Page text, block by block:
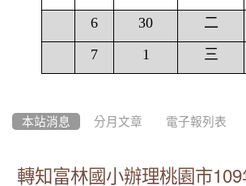
6
30 二
7
1 三
本站消息 分月文章 電子報列表
轉知富林國小辦理桃園市